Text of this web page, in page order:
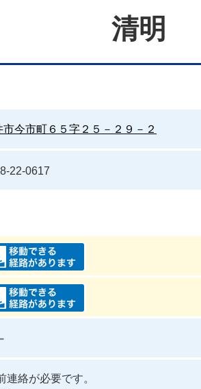
清明
市今市町６５字２５－２９－２
22-0617
連絡が必要です。